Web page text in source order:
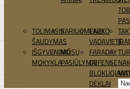
TOLIMASIS
ŠAUDYMAS
KARIUOMENEI
LAUKO
VADAVIETĖ
IŠGYVENIMO
MOKYKLA
MŪSŲ
PASIŪLYMAI
FARADAY
DEFENSE
DĖKLAI